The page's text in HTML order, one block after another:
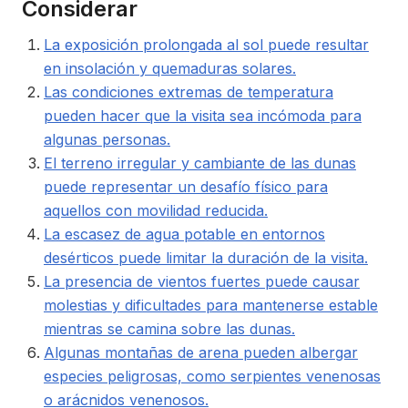
Considerar
La exposición prolongada al sol puede resultar
en insolación y quemaduras solares.
Las condiciones extremas de temperatura
pueden hacer que la visita sea incómoda para
algunas personas.
El terreno irregular y cambiante de las dunas
puede representar un desafío físico para
aquellos con movilidad reducida.
La escasez de agua potable en entornos
desérticos puede limitar la duración de la visita.
La presencia de vientos fuertes puede causar
molestias y dificultades para mantenerse estable
mientras se camina sobre las dunas.
Algunas montañas de arena pueden albergar
especies peligrosas, como serpientes venenosas
o arácnidos venenosos.